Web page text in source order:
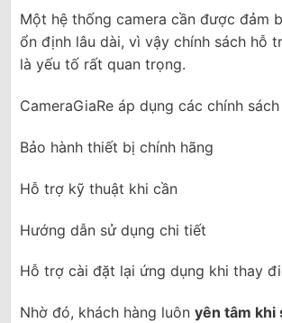
Một hệ thống camera cần được đảm
ổn định lâu dài, vì vậy chính sách hỗ
là yếu tố rất quan trọng.
CameraGiaRe áp dụng các chính sách
Bảo hành thiết bị chính hãng
Hỗ trợ kỹ thuật khi cần
Hướng dẫn sử dụng chi tiết
Hỗ trợ cài đặt lại ứng dụng khi thay
Nhờ đó, khách hàng luôn yên tâm khi